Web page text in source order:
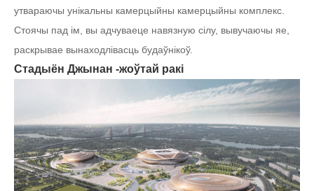
утвараючы унікальны камерцыйны камерцыйны комплекс.
Стоячы пад ім, вы адчуваеце навязную сілу, вывучаючы яе,
раскрывае вынаходлівасць будаўнікоў.
Стадыён Джынан -жоўтай ракі